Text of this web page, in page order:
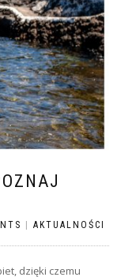
AKTUALNOŚCI
dzięki czemu